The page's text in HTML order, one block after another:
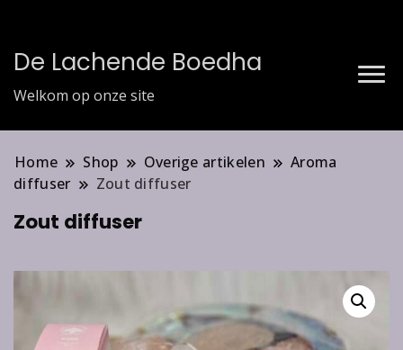
De Lachende Boedha
Welkom op onze site
Home Shop Overige artikelen
Aroma
diffuser
Zout diffuser
Zout diffuser